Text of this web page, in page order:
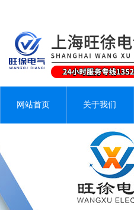
网站首页 关于我们